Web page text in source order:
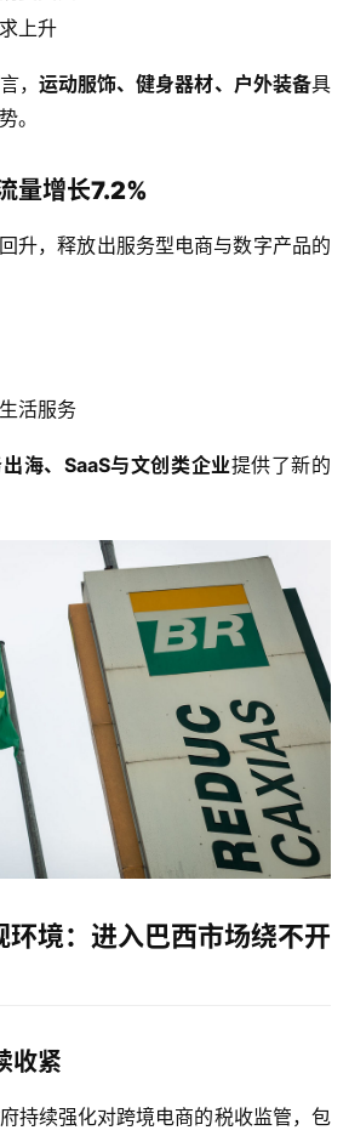
注册
上升
， 运动服饰、健身器材、户外装备具
。
量增长7.2%
升，释放出服务型电商与数字产品的
活服务
海、SaaS与文创类企业提供了新的
环境：进入巴西市场绕不开
收紧
持续强化对跨境电商的税收监管，包